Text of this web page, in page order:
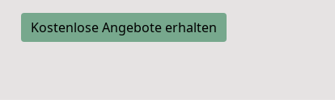
Kostenlose Angebote erhalten